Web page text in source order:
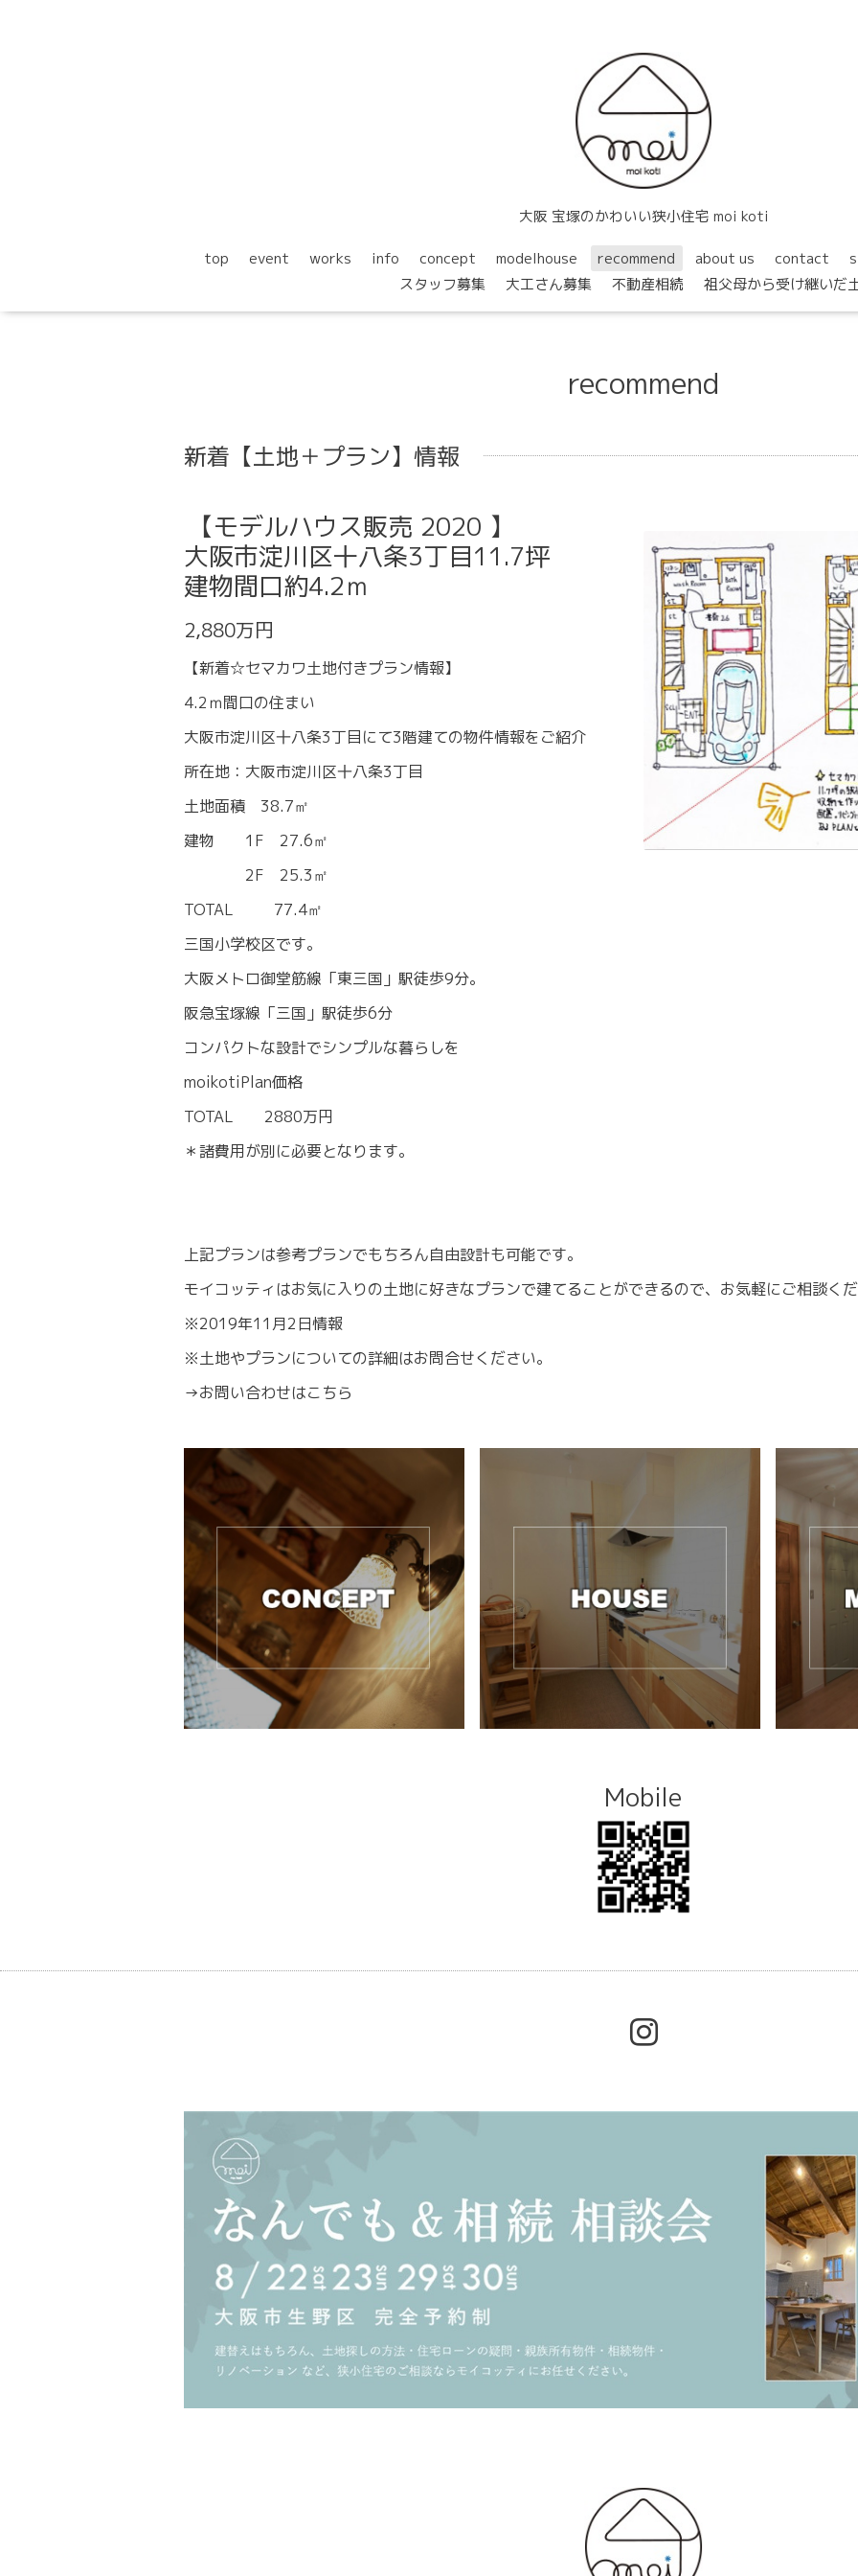
大阪 宝塚のかわいい狭小住宅 moi koti
top event works info concept modelhouse recommend about us contact
スタッフ募集
大工さん募集 不動産相続 祖父母から受け継いだ
recommend
新着【土地＋プラン】情報
【モデルハウス販売 2020 】
大阪市淀川区十八条3丁目11.7坪
建物間口約4.2ｍ
2,880万円
【新着☆セマカワ土地付きプラン情報】
4.2ｍ間口の住まい
大阪市淀川区十八条3丁目にて3階建ての物件情報をご紹介
所在地：大阪市淀川区十八条3丁目
土地面積 38.7㎡
建物 1F 27.6㎡
2F 25.3㎡
TOTAL 77.4㎡
三国小学校区です。
大阪メトロ御堂筋線「東三国」駅徒歩9分。
阪急宝塚線「三国」駅徒歩6分
コンパクトな設計でシンプルな暮らしを
moikotiPlan価格
TOTAL 2880万円
＊諸費用が別に必要となります。
上記プランは参考プランでもちろん自由設計も可能です。
モイコッティはお気に入りの土地に好きなプランで建てることができるので、お気軽にご相談く
※2019年11月2日情報
※土地やプランについての詳細はお問合せください。
→お問い合わせはこちら
Mobile